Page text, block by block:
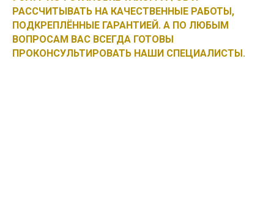
РАССЧИТЫВАТЬ НА КАЧЕСТВЕННЫЕ РАБОТЫ,
ПОДКРЕПЛЁННЫЕ ГАРАНТИЕЙ. А ПО ЛЮБЫМ
ВОПРОСАМ ВАС ВСЕГДА ГОТОВЫ
ПРОКОНСУЛЬТИРОВАТЬ НАШИ СПЕЦИАЛИСТЫ.